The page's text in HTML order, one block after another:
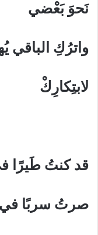
نَحوَ بَعْضي
واترُكِ الباقي
لابتِكارِكْ
قد كنتُ طَيرًا
صرتُ سربًا